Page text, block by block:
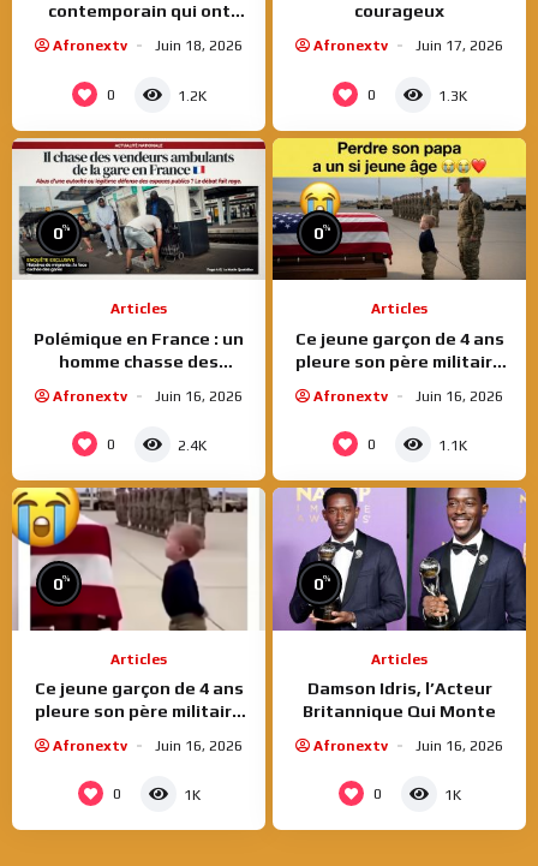
contemporain qui ont
choqué le public | Rise Art
Afronextv Juin 18, 2026
0 1.2K
courageux
Afronextv Juin 17, 2026
0 1.3K
0%
Articles
Polémique en France : un
homme chasse des
gare, les réactions
Afronextv Juin 16, 2026
0 2.4K
0%
Articles
Ce jeune garçon de 4 ans
pleure son père militaire
Afronextv Juin 16, 2026
0 1.1K
0%
Articles
Ce jeune garçon de 4 ans
pleure son père militaire
Afronextv Juin 16, 2026
0 1K
0%
Articles
Damson Idris, l’Acteur
Britannique Qui Monte
Afronextv Juin 16, 2026
0 1K